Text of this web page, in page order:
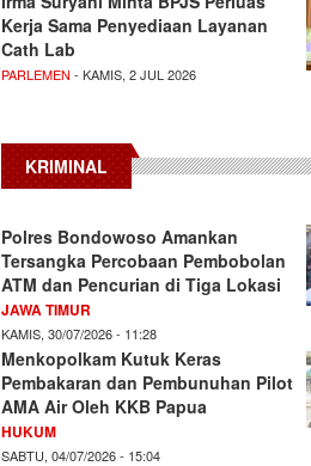
Kerja Sama Penyediaan Layanan
Cath Lab
PARLEMEN - KAMIS, 2 JUL 2026
KRIMINAL
Polres Bondowoso Amankan
Tersangka Percobaan Pembobolan
ATM dan Pencurian di Tiga Lokasi
JAWA TIMUR
KAMIS, 30/07/2026 - 11:28
Menkopolkam Kutuk Keras
Pembakaran dan Pembunuhan Pilot
AMA Air Oleh KKB Papua
HUKUM
SABTU, 04/07/2026 - 15:04